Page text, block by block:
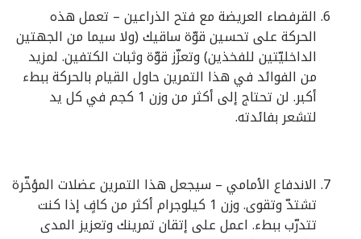
القرفصاء العريضة مع فتح الذراعين – تعمل هذه
الحركة على تحسين قوّة ساقيك (ولا سيما من الجهتين
الداخليّتين للفخذين) وتعزّز قوّة وثبات الكتفين. لمزيد
من الفوائد في هذا التمرين حاول القيام بالحركة ببطء
أكبر. لن تحتاج إلى أكثر من وزن 1 كجم في كل يد
لتشعر بفائدته.
الاندفاع الأمامي – سيجعل هذا التمرين عضلات المؤخّرة
تشتدّ وتقوى. وزن 1 كيلوجرام أكثر من كافٍ إذا كنت
تتدرّب ببطء. اعمل على إتقان تمرينك وتعزيز المدى